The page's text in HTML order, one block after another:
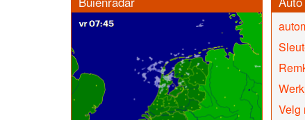
Velg